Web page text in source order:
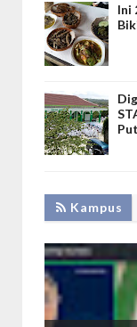
Ini
Kampus